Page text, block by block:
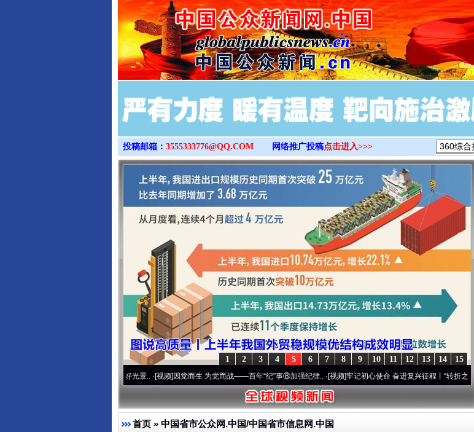
>
投稿邮箱： 3555333776@QQ.COM 网络推广投稿点击进入>>>
15
14
13
12
11
10
9
8
7
6
5
4
3
2
1
·[视频]因党而生 为党而战——百年“纪”事⑧加强纪律..·[视频]牢记初心使命 奋进复兴征程丨“转折之城”激荡..·[视频]
首页 » 中国省市公众网.中国/中国省市信息网.中国